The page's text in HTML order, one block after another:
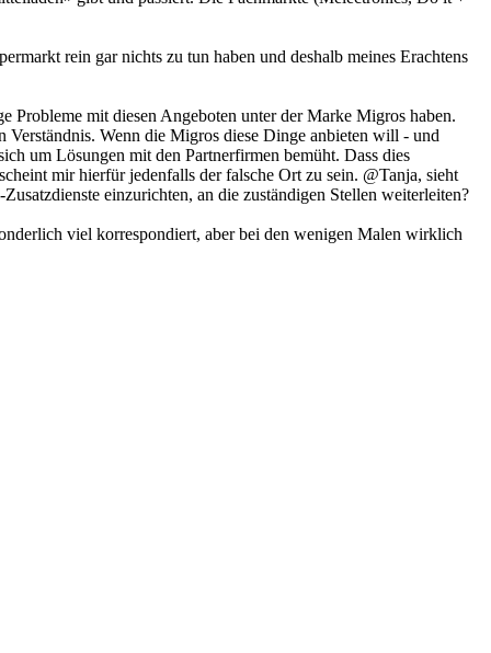
rein gar nichts zu tun haben und deshalb meines Erachtens
Probleme mit diesen Angeboten unter der Marke Migros haben.
Wenn die Migros diese Dinge anbieten will - und
um Lösungen mit den Partnerfirmen bemüht. Dass dies
mir hierfür jedenfalls der falsche Ort zu sein. @Tanja, sieht
einzurichten, an die zuständigen Stellen weiterleiten?
viel korrespondiert, aber bei den wenigen Malen wirklich